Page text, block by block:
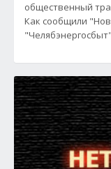
общественный
Как сообщили